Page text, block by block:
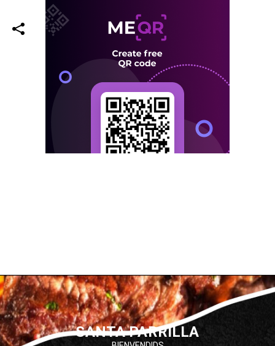
SANTA PARRILLA